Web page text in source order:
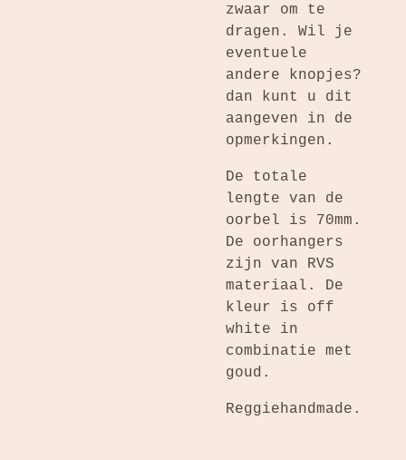
zwaar om te
dragen. Wil je
eventuele
andere knopjes?
dan kunt u dit
aangeven in de
opmerkingen.
De totale
lengte van de
oorbel is 70mm.
De oorhangers
zijn van RVS
materiaal. De
kleur is off
white in
combinatie met
goud.
Reggiehandmade.